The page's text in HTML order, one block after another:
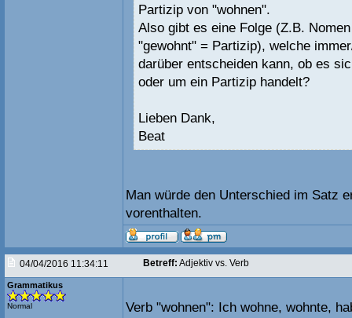
Partizip von "wohnen".
Also gibt es eine Folge (Z.B.
"gewohnt" = Partizip), welche
darüber entscheiden kann, ob es
oder um ein Partizip handelt?
Lieben Dank,
Beat
Man würde den Unterschied im Satz
vorenthalten.
04/04/2016 11:34:11 Betreff: Adjektiv vs. Verb
Grammatikus
Normal
Verb "wohnen": Ich wohne, wohnte,